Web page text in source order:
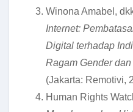
Winona Amabel,
Internet:
Digital terhadap
Ragam Gender
(Jakarta: Remotivi,
Human Rights